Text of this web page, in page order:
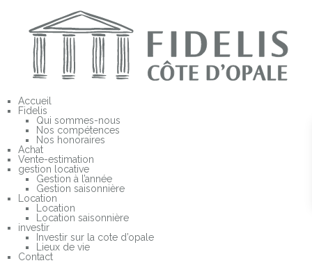
Accueil
Fidelis
Qui sommes-nous
Nos compétences
Nos honoraires
Achat
Vente-estimation
gestion locative
Gestion à l’année
Gestion saisonnière
Location
Location
Location saisonnière
investir
Investir sur la cote d’opale
Lieux de vie
Contact